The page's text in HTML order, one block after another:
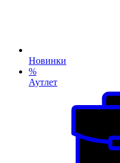
Новинки
%
Аутлет